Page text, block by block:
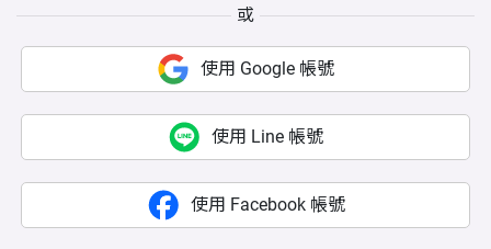
或
使用 Google 帳號
使用 Line 帳號
使用 Facebook 帳號